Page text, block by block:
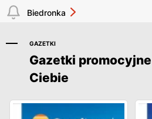
Biedronka
GAZETKI
Gazetki
Ciebie